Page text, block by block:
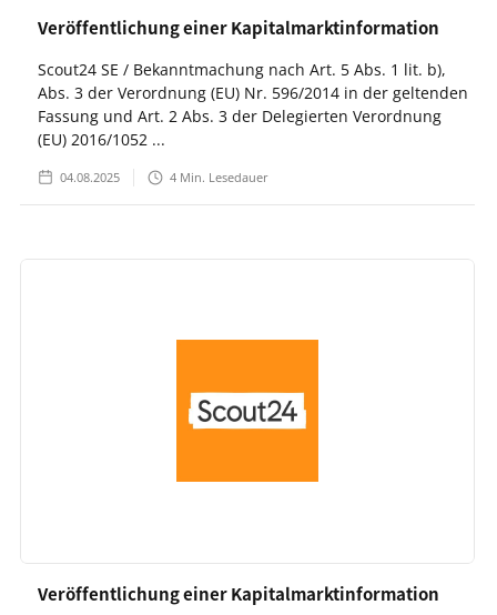
Veröffentlichung einer Kapitalmarktinformation
Scout24 SE / Bekanntmachung nach Art. 5 Abs. 1 lit. b),
Abs. 3 der Verordnung (EU) Nr. 596/2014 in der geltenden
Fassung und Art. 2 Abs. 3 der Delegierten Verordnung
(EU) 2016/1052 ...
04.08.2025 4 Min. Lesedauer
Veröffentlichung einer Kapitalmarktinformation